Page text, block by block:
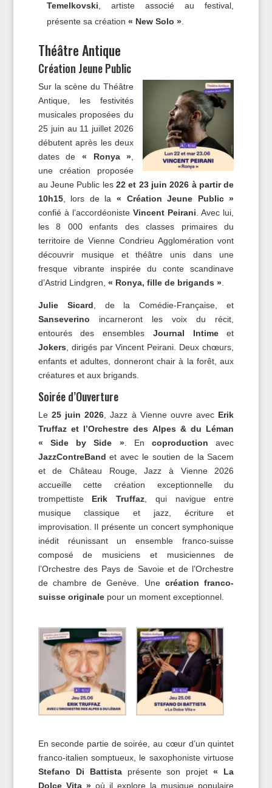
Temelkovski , artiste associé au festival,
présente sa création « New Solo ».
Théâtre Antique
Création Jeune Public
Sur la scène du Théâtre
Antique, les festivités
musicales proposées du
25 juin au 11 juillet 2026
débutent après les deux
dates de « Ronya »
une création proposée
au Jeune Public les 22 et 23 juin 2026 à partir de
10h15, lors de la « Création Jeune Public »
confié à l’accordéoniste Vincent Peirani . Avec lui,
les 8 000 enfants des classes primaires du
territoire de Vienne Condrieu Agglomération vont
découvrir musique et théâtre unis dans une
fresque vibrante inspirée du conte scandinave
d’Astrid Lindgren, « Ronya, fille de brigands ».
Julie Sicard , de la Comédie-Française, et
Sanseverino incarneront les voix du récit,
entourés des ensembles Journal Intimeet
Jokers , dirigés par Vincent Peirani. Deux chœurs,
enfants et adultes, donneront chair à la forêt, aux
créatures et aux brigands.
Soirée d’Ouverture
Le 25 juin 2026 , Jazz à Vienne ouvre avec Erik
Truffaz et l’Orchestre des Alpes & du Léman
« Side by Side ». Encoproduction avec
JazzContreBand et avec le soutien de la Sacem
et de Château Rouge, Jazz à Vienne 2026
accueille cette création exceptionnelle du
trompettiste Erik Truffaz , qui navigue entre
musique classique et jazz, écriture et
improvisation. Il présente un concert symphonique
inédit réunissant un ensemble franco-suisse
composé de musiciens et musiciennes de
l’Orchestre des Pays de Savoie et de l’Orchestre
de chambre de Genève. Unecréation franco-
suisse originalepour un moment exceptionnel.
En seconde partie de soirée, au cœur d’un quintet
franco-italien somptueux, le saxophoniste virtuose
Stefano Di Battistaprésente son projet« La
Dolce Vita »où il explore la musique populaire